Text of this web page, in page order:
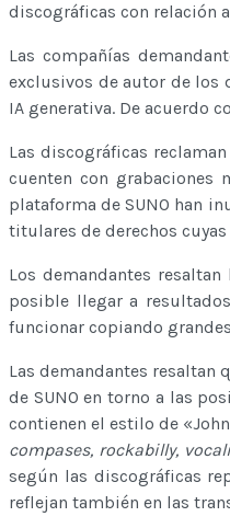
discográficas con relación
Las compañías
exclusivos de autor de los
IA generativa. De acuerdo
Las discográficas
cuenten con grabaciones
plataforma de SUNO han
titulares de derechos
Los demandantes
posible llegar a
funcionar copiando
Las demandantes resaltan
de SUNO en torno a las
contienen el estilo de
compases, rockabilly,
según las discográficas
reflejan también en las